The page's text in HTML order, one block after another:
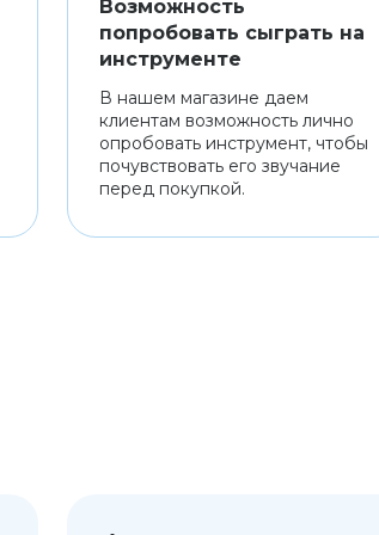
Возможность
попробовать сыграть на
инструменте
В нашем магазине даем
клиентам возможность лично
опробовать инструмент, чтобы
почувствовать его звучание
перед покупкой.